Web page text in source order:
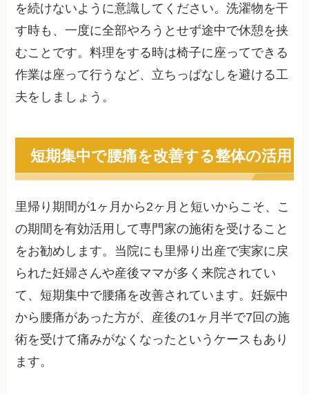
を続けないように意識してください。洗濯物を干
す時も、一度に全部やろうとせず途中で休憩を挟
むことです。料理をする時は椅子に座ってできる
作業は座って行うなど、立ちっぱなしを避ける工
夫をしましょう。
短期集中で腰痛を改善する整体の活用
里帰り期間が1ヶ月から2ヶ月と短いからこそ、こ
の期間を有効活用して専門家の施術を受けること
をお勧めします。当院にも里帰り出産で実家に戻
られた妊婦さんや産後ママが多く来院されてい
て、短期集中で腰痛を改善されています。妊娠中
から腰痛があった方が、産後の1ヶ月半で7回の施
術を受けて痛みがなくなったというケースもあり
ます。